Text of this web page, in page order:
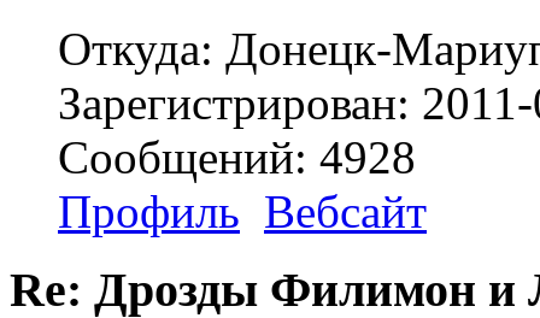
Откуда: Донецк-
Зарегистрирован:
Сообщений: 4928
Профиль Вебсайт
Re: Дрозды Филимон и